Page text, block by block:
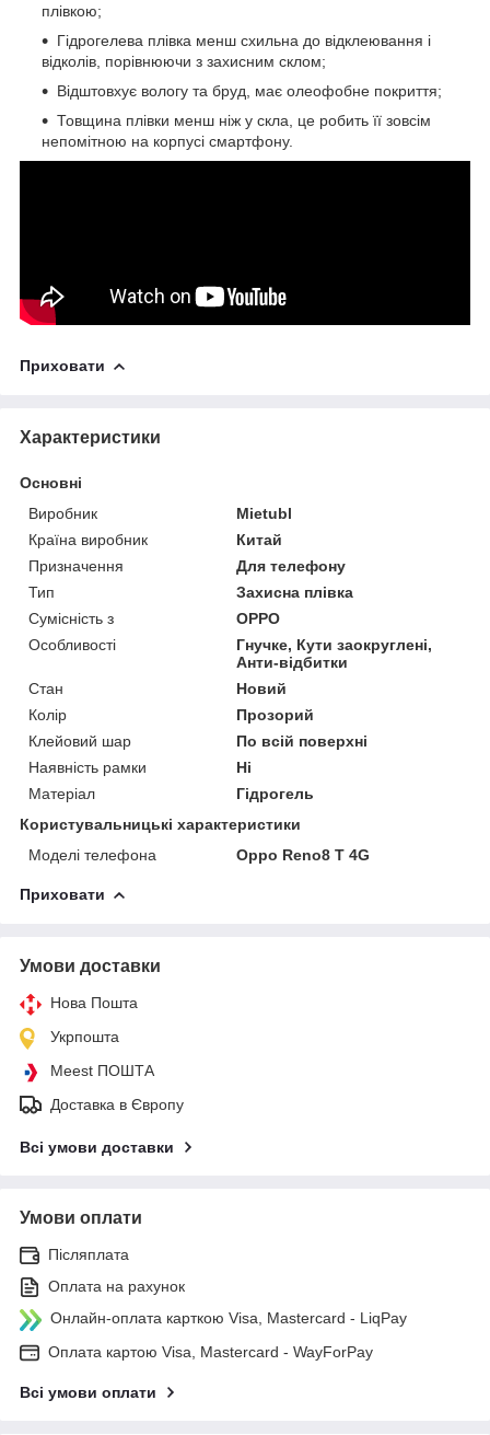
плівкою;
Гідрогелева плівка менш схильна до відклеювання і
відколів, порівнюючи з захисним склом;
Відштовхує вологу та бруд, має олеофобне покриття;
Товщина плівки менш ніж у скла, це робить її зовсім
непомітною на корпусі смартфону.
Приховати
Характеристики
Основні
Виробник
Mietubl
Країна виробник
Китай
Призначення
Для телефону
Тип
Захисна плівка
Сумісність з
OPPO
Особливості
Гнучке, Кути заокруглені,
Анти-відбитки
Стан
Новий
Колір
Прозорий
Клейовий шар
По всій поверхні
Наявність рамки
Ні
Матеріал
Гідрогель
Користувальницькі характеристики
Моделі телефона
Oppo Reno8 T 4G
Приховати
Умови доставки
Нова Пошта
Укрпошта
Meest ПОШТА
Доставка в Європу
Всі умови доставки
Умови оплати
Післяплата
Оплата на рахунок
Онлайн-оплата карткою Visa, Mastercard - LiqPay
Оплата картою Visa, Mastercard - WayForPay
Всі умови оплати